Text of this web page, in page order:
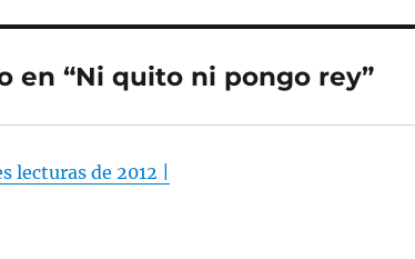
en “Ni quito ni pongo rey”
lecturas de 2012 |